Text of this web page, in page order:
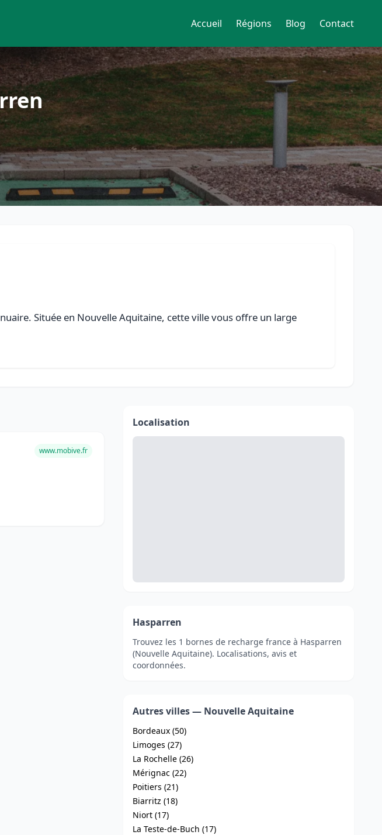
Accueil Régions Blog Contact
Située en Nouvelle Aquitaine, cette ville vous offre un large
www.mobive.fr
Localisation
Hasparren
Trouvez les 1 bornes de recharge france à Hasparren
(Nouvelle Aquitaine). Localisations, avis et
coordonnées.
Autres villes — Nouvelle Aquitaine
Bordeaux (50)
Limoges (27)
La Rochelle (26)
Mérignac (22)
Poitiers (21)
Biarritz (18)
Niort (17)
La Teste-de-Buch (17)